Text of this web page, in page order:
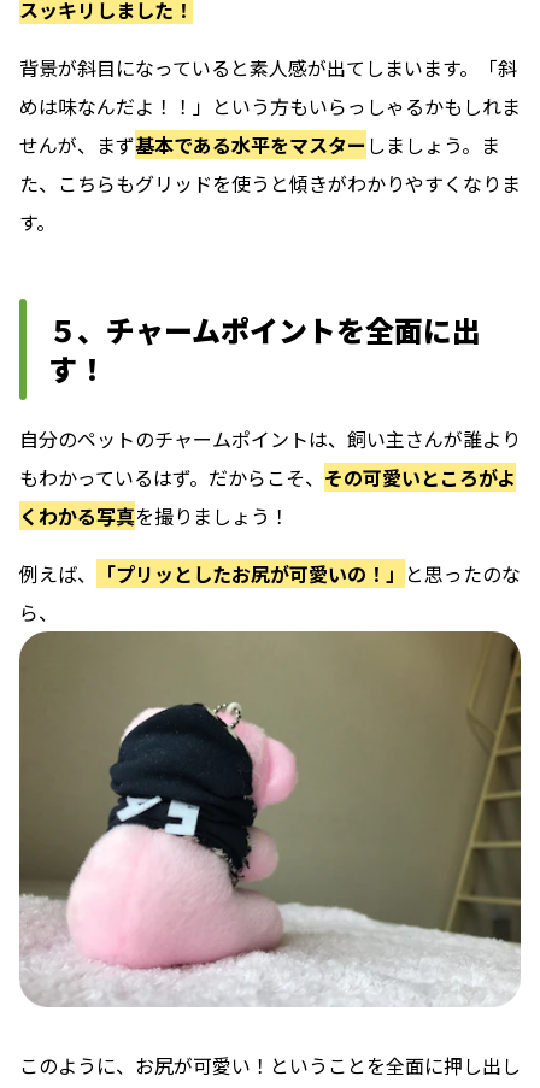
スッキリしました！
背景が斜目になっていると素人感が出てしまいます。「斜
めは味なんだよ！！」という方もいらっしゃるかもしれま
せんが、まず基本である水平をマスター しましょう。ま
た、こちらもグリッドを使うと傾きがわかりやすくなりま
す。
５、チャームポイントを全面に出
す！
自分のペットのチャームポイントは、飼い主さんが誰より
もわかっているはず。だからこそ、 その可愛いところがよ
くわかる写真を撮りましょう！
例えば、
「プリッとしたお尻が可愛いの！」 と思ったのな
ら、
このように、お尻が可愛い！ということを全面に押し出し